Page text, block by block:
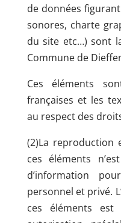
de données
sonores, charte
du site etc…) sont
Commune de
Ces éléments
françaises et les
au respect des
(2)La reproduction
ces éléments
d’information
personnel et privé.
ces éléments est